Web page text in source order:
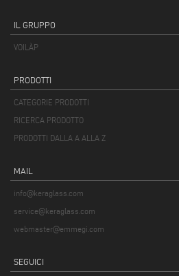
IL GRUPPO
VOILÀP
PRODOTTI
CATEGORIE PRODOTTI
RICERCA PRODOTTO
PRODOTTI DALLA A ALLA Z
MAIL
info@keraglass.com
service@keraglass.com
webmaster@emmegi.com
SEGUICI